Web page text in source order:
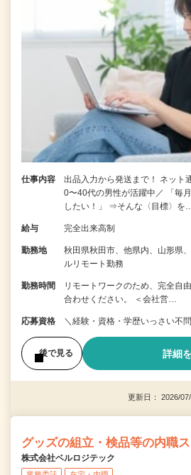
仕事内容
出品入力から発送まで！ ネッ
0〜40代の男性が活躍中／ 「毎
したい！」 ⇒そんな〈目標〉を
給与 完全出来高制
勤務地
秋田県秋田市、他県内、山形
ルリモート勤務
勤務時間
リモートワークのため、完全自
合わせください。 ＜会社営…
応募資格 ＼経験・資格・学歴いっさい不
後で見る 詳細
更新日： 2026/
グッズの組立・検品等の内職
株式会社ベルロジテック